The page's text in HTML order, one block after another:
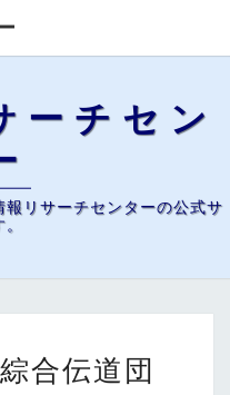
ーチセン
リサーチセンターの公式サ
合伝道団